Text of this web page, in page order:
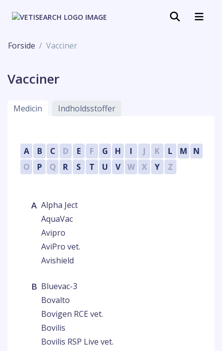
Forside Vacciner
Vacciner
Medicin Indholdsstoffer
A B C D E F G H I J K L M
N
O
P Q R S T U V W X Y Z
A Alpha Ject
AquaVac
Avipro
AviPro vet.
Avishield
B Bluevac-3
Bovalto
Bovigen RCE vet.
Bovilis
Bovilis RSP Live vet.